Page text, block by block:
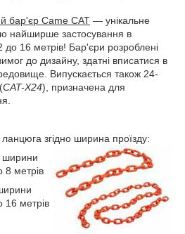
бар'єр Came CAT — унікальне
найширше застосування в
до 16 метрів! Бар'єри розроблені
до дизайну, здатні вписатися в
Випускається також 24-
CAT-X24), призначена для
згідно ширина проїзду:
ширини
8 метрів
16 метрів